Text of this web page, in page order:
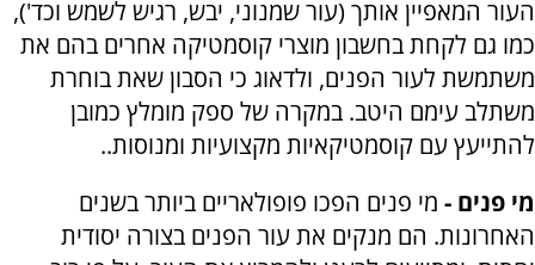
העור המאפיין אותך (עור שמנוני, יבש, רגיש לשמש וכד'),
כמו גם לקחת בחשבון מוצרי קוסמטיקה אחרים בהם את
משתמשת לעור הפנים, ולדאוג כי הסבון שאת בוחרת
משתלב עימם היטב. במקרה של ספק מומלץ כמובן
להתייעץ עם קוסמטיקאיות מקצועיות ומנוסות..
מי פנים - מי פנים הפכו פופולאריים ביותר בשנים
האחרונות. הם מנקים את עור הפנים בצורה יסודית